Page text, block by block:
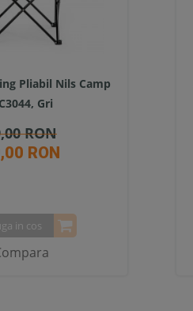
Pliabil Nils Camp
Gri
RON
RON
in cos